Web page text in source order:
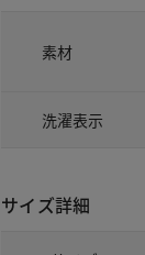
素材
洗濯表示
サイズ詳細